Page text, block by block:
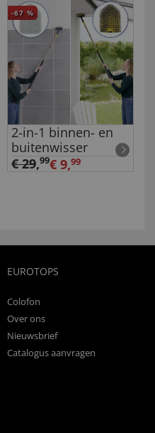
-67 %
2-in-1 binnen- en
buitenwisser
€ 29,99€ 9,99
EUROTOPS
Colofon
Over ons
Nieuwsbrief
Catalogus aanvragen